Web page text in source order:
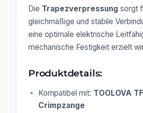
Die Trapezverpressung sorgt
gleichmäßige und stabile
eine optimale elektrische
mechanische Festigkeit erzielt
Produktdetails:
Kompatibel mit: TOOLOVA
Crimpzange